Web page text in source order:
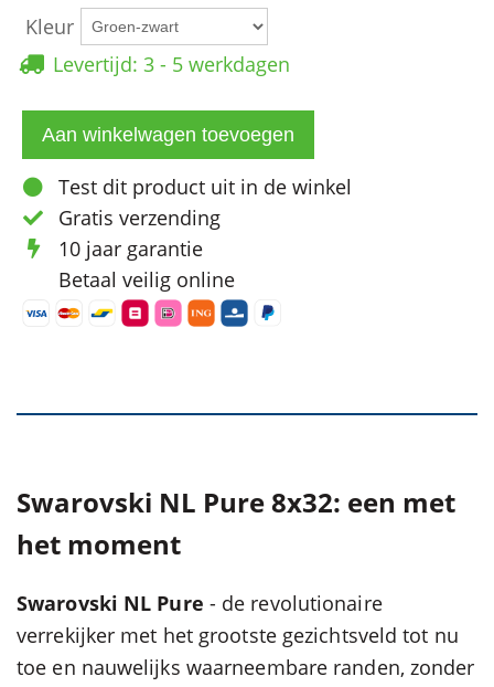
Kleur
Levertijd: 3 - 5 werkdagen
Test dit product uit in de winkel
Gratis verzending
10 jaar garantie
Betaal veilig online
Swarovski NL Pure 8x32: een met
het moment
Swarovski NL Pure - de revolutionaire
verrekijker met het grootste gezichtsveld tot nu
toe en nauwelijks waarneembare randen, zonder